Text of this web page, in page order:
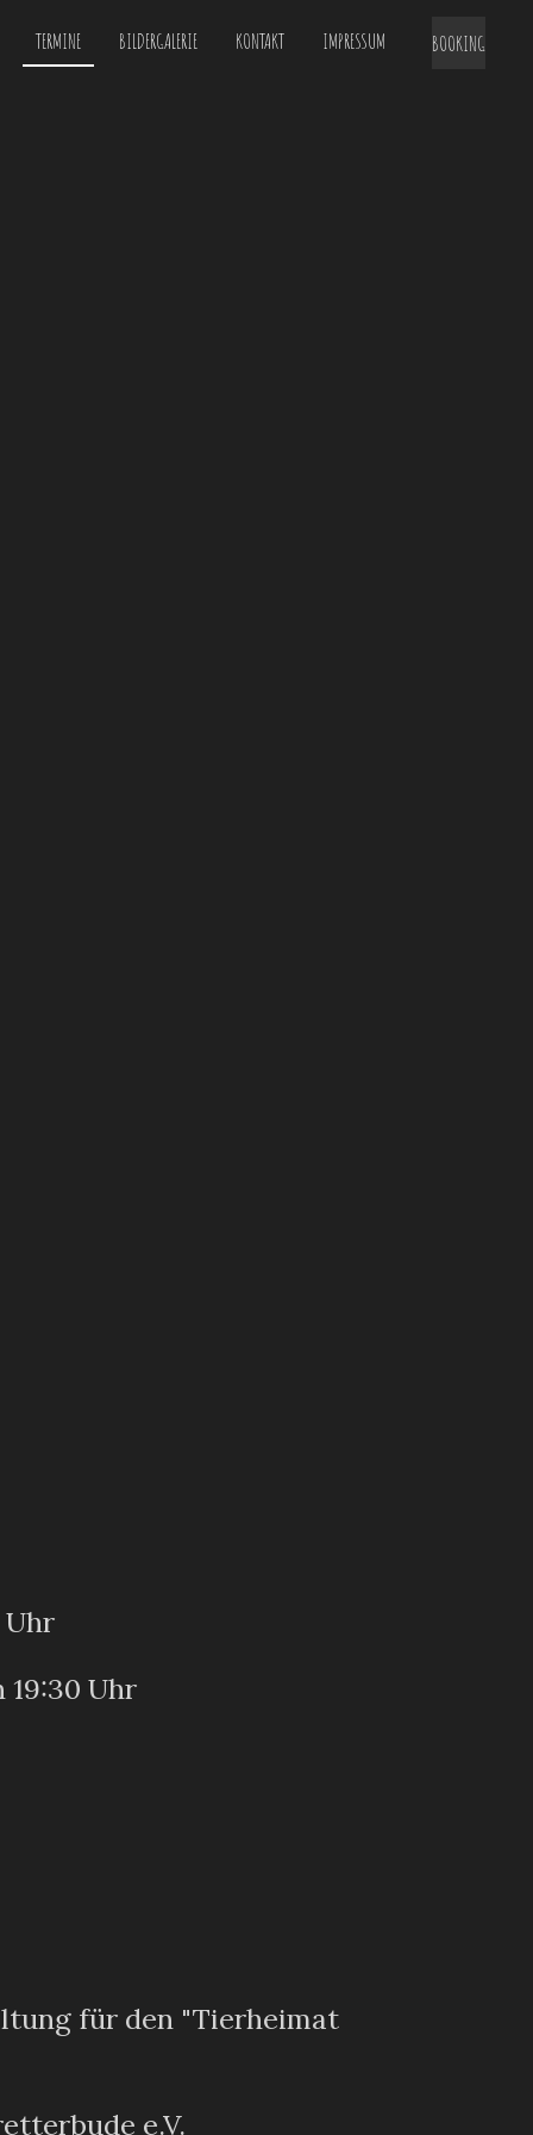
TERMINE BILDERGALERIE KONTAKT IMPRESSUM BOOKING
19:30 Uhr
für den "Tierheimat
e.V.